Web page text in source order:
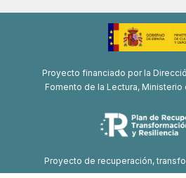
Proyecto financiado por la
Fomento de la Lectura, Ministerio
Proyecto de recuperación,